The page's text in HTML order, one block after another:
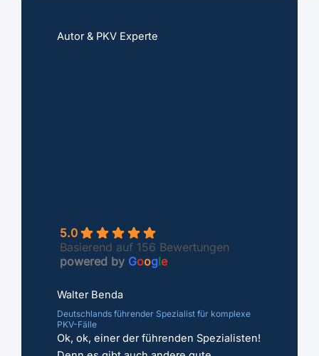
Autor & PKV Experte
Kernversprechen: Ich kämpfe, wo andere
aufgeben; egal ob Risikoprüfung,
Vorerkrankungen und Sonderfälle.
Jetzt PKV prüfen
Erstgespräch
Frage stellen
Expertenprofil